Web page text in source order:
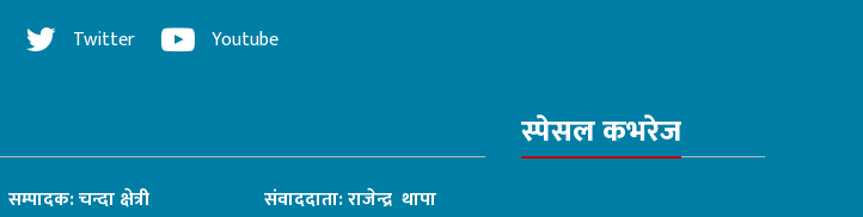
Twitter Youtube
सम्पादक: चन्दा क्षेत्री संवाददाता: राजेन्द्र थापा
स्पेसल कभरेज